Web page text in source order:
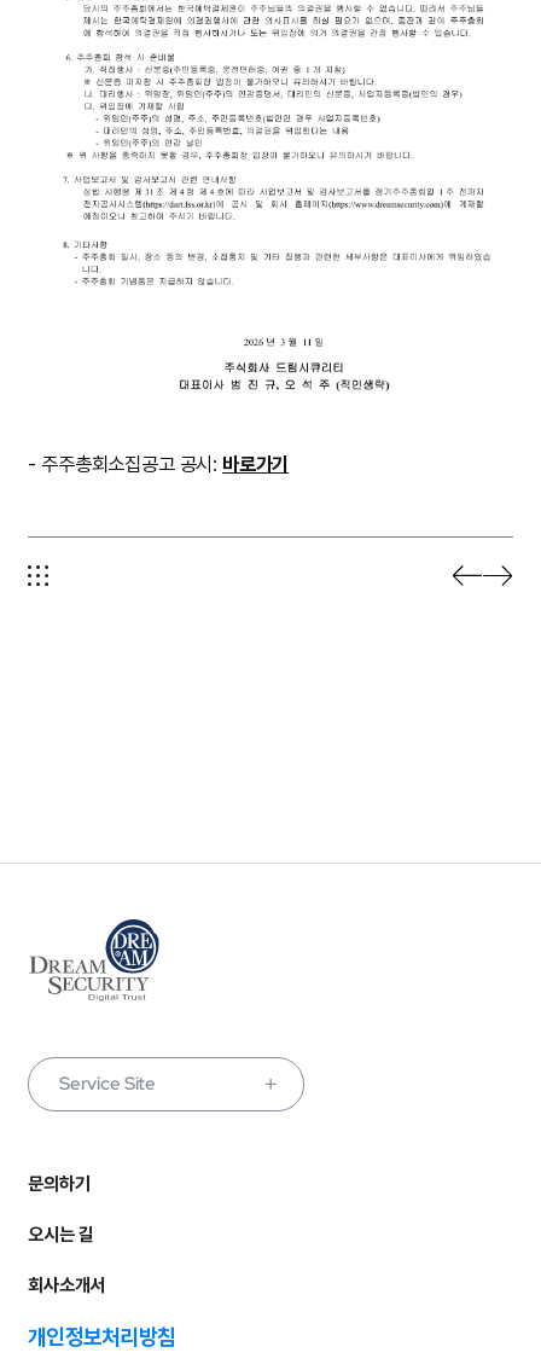
- 주주총회소집공고 공시: 바로가기
문의하기
오시는 길
회사소개서
개인정보처리방침
Service Site